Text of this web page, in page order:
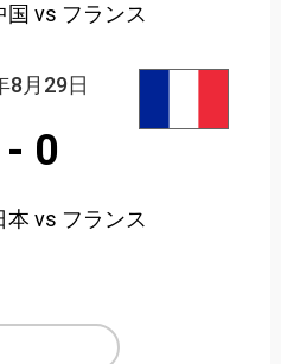
国 vs フランス
8月29日
- 0
本 vs フランス